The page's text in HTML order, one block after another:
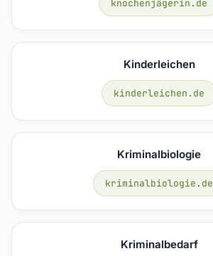
knochenjägerin.de
Kinderleichen
kinderleichen.de
Kriminalbiologie
kriminalbiologie.de
Kriminalbedarf